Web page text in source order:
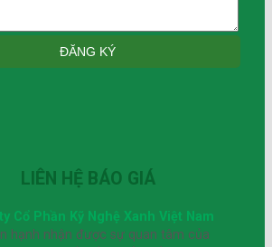
LIÊN HỆ BÁO GIÁ
Cổ Phần Kỹ Nghệ Xanh Việt Nam
hạnh nhận được sự quan tâm của